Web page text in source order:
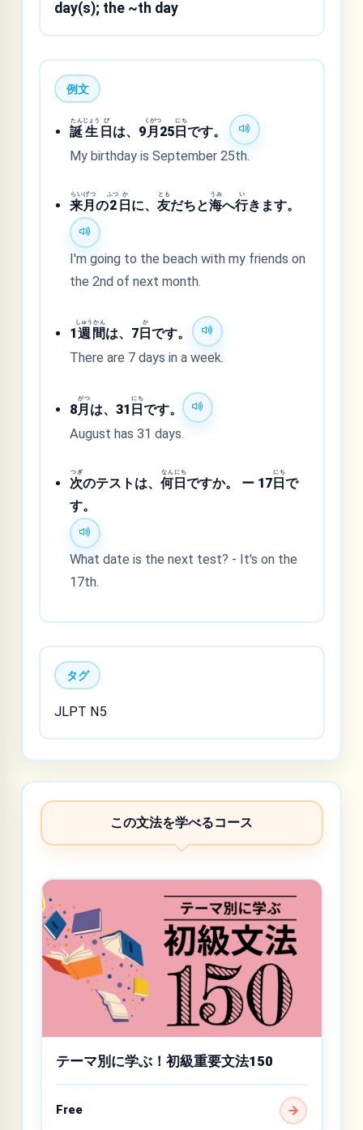
day(s); the ~th day
例文
誕
たん
生
じょう
日
び
は、9 月
くがつ
25日
にち
です。
My birthday is September 25th.
来
らい
月
げつ
の2
ふつ
日
か
に、友
とも
だちと海
うみ
へ行
い
きます。
I'm going to the beach with my friends on
the 2nd of next month.
1週
しゅう
間
かん
は、7日
か
です。
There are 7 days in a week.
8月
がつ
は、31 日
にち
です。
August has 31 days.
次
つぎ
のテストは、何
なん
日
にち
ですか。 ー 17 日
にち
で
す。
What date is the next test? - It's on the
17th.
タグ
JLPT N5
この文法を学べるコース
テーマ別に学ぶ！初級重要文法150
Free